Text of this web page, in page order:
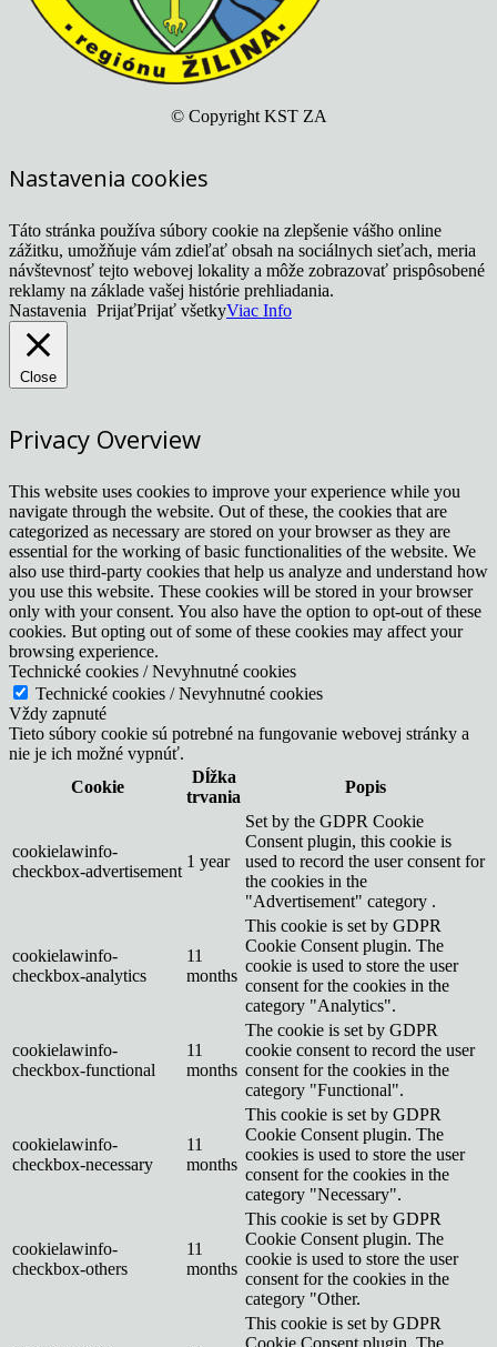
© Copyright KST ZA
Nastavenia cookies
Táto stránka používa súbory cookie na zlepšenie vášho online
zážitku, umožňuje vám zdieľať obsah na sociálnych sieťach, meria
návštevnosť tejto webovej lokality a môže zobrazovať prispôsobené
reklamy na základe vašej histórie prehliadania.
Nastavenia PrijaťPrijať všetkyViac Info
Close
Privacy Overview
This website uses cookies to improve your experience while you
navigate through the website. Out of these, the cookies that are
categorized as necessary are stored on your browser as they are
essential for the working of basic functionalities of the website. We
also use third-party cookies that help us analyze and understand how
you use this website. These cookies will be stored in your browser
only with your consent. You also have the option to opt-out of these
cookies. But opting out of some of these cookies may affect your
browsing experience.
Technické cookies / Nevyhnutné cookies
Technické cookies / Nevyhnutné cookies
Vždy zapnuté
Tieto súbory cookie sú potrebné na fungovanie webovej stránky a
nie je ich možné vypnúť.
Cookie
Dĺžka
trvania
Popis
cookielawinfo-
checkbox-advertisement
1 year
Set by the GDPR Cookie
Consent plugin, this cookie is
used to record the user consent for
the cookies in the
"Advertisement" category .
cookielawinfo-
checkbox-analytics
11
months
This cookie is set by GDPR
Cookie Consent plugin. The
cookie is used to store the user
consent for the cookies in the
category "Analytics".
cookielawinfo-
checkbox-functional
11
months
The cookie is set by GDPR
cookie consent to record the user
consent for the cookies in the
category "Functional".
cookielawinfo-
checkbox-necessary
11
months
This cookie is set by GDPR
Cookie Consent plugin. The
cookies is used to store the user
consent for the cookies in the
category "Necessary".
cookielawinfo-
checkbox-others
11
months
This cookie is set by GDPR
Cookie Consent plugin. The
cookie is used to store the user
consent for the cookies in the
category "Other.
This cookie is set by GDPR
Cookie Consent plugin. The